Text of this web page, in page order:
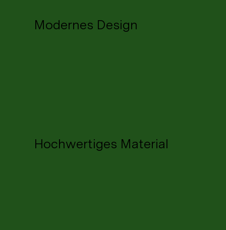
Modernes Design
Hochwertiges Material